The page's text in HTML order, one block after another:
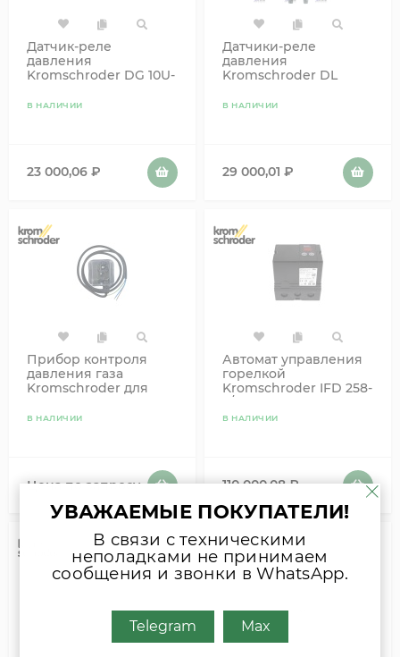
Датчик-реле
давления
Kromschroder DG 10U-
В НАЛИЧИИ
23 000,06 ₽
Датчики-реле
давления
Kromschroder DL
В НАЛИЧИИ
29 000,01 ₽
Прибор контроля
давления газа
Kromschroder для
G124/G234) 5176020
В НАЛИЧИИ
Цена по запросу
Автомат управления
горелкой
Kromschroder IFD 258-
5/1Q 84621430
В НАЛИЧИИ
110 000,08₽
УВАЖАЕМЫЕ ПОКУПАТЕЛИ!
В связи с техническими
неполадками не принимаем
сообщения и звонки в WhatsApp.
Telegram Max